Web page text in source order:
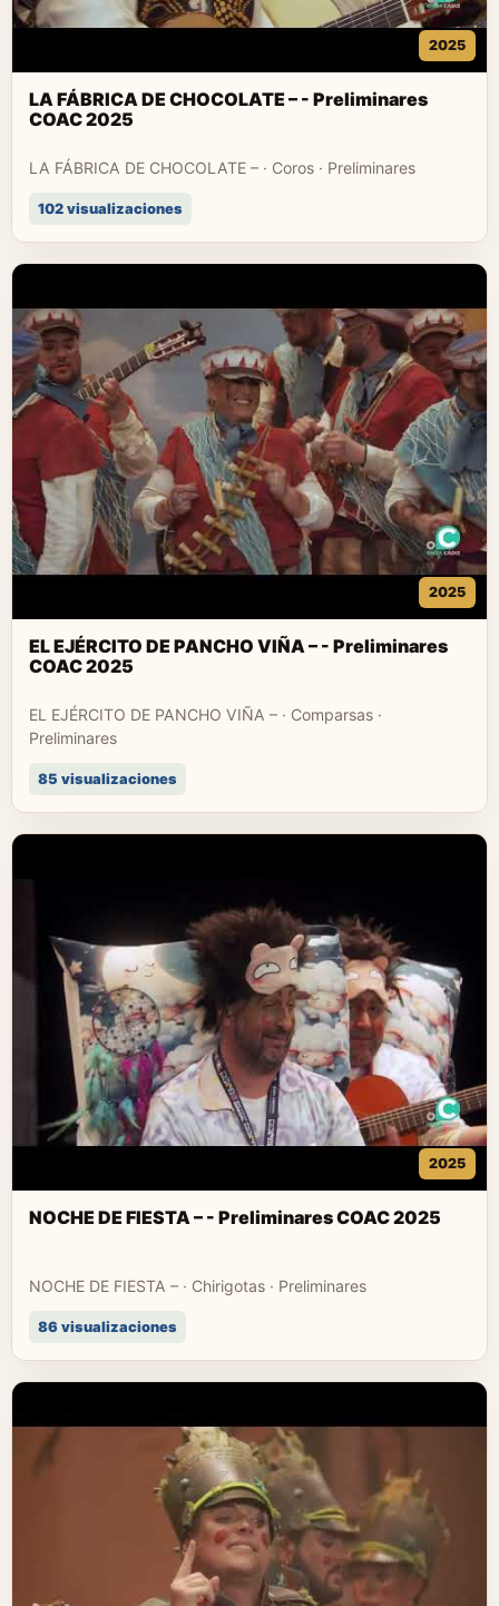
2025
LA FÁBRICA DE CHOCOLATE – - Preliminares
COAC 2025
LA FÁBRICA DE CHOCOLATE – · Coros · Preliminares
102 visualizaciones
2025
EL EJÉRCITO DE PANCHO VIÑA – - Preliminares
COAC 2025
EL EJÉRCITO DE PANCHO VIÑA – · Comparsas ·
Preliminares
85 visualizaciones
2025
NOCHE DE FIESTA – - Preliminares COAC 2025
NOCHE DE FIESTA – · Chirigotas · Preliminares
86 visualizaciones